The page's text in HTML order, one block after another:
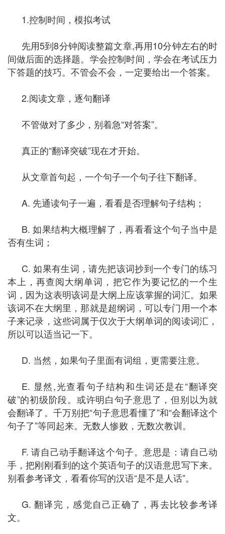
1.控制时间，模拟考试
先用5到8分钟阅读整篇文章,再用10分钟左右的时
间做后面的选择题。学会控制时间，学会在考试压力
下答题的技巧。不管会不会，一定要给出一个答案。
2.阅读文章，逐句翻译
不管做对了多少，别着急“对答案”。
真正的“翻译突破”现在才开始。
从文章首句起，一个句子一个句子往下翻译。
A. 先通读句子一遍，看看是否理解句子结构；
B. 如果结构大概理解了，再看看这个句子当中是
否有生词；
C. 如果有生词，请先把该词抄到一个专门的练习
本上，再查阅大纲单词，把它作为要记忆的一个生
词，因为这表明该词是大纲上应该掌握的词汇。如果
该词不在大纲里，那就是超纲词，可以专门用一个本
子来记录，这些词属于仅次于大纲单词的阅读词汇，
所以可以适当记一下。
D. 当然，如果句子里面有词组，更需要注意。
E. 显然,光查看句子结构和生词还是在“翻译突
破”的初级阶段。或许明白句子意思了，但别以为就
会翻译了。千万别把“句子意思看懂了”和“会翻译这个
句子了”等同起来。无数人惨败，无数次教训。
F. 请自己动手翻译这个句子。意思是：请自己动
手，把刚刚看到的这个英语句子的汉语意思写下来。
别看参考译文，看看你写的汉语“是不是人话”。
G. 翻译完，感觉自己正确了，再去比较参考译
文。